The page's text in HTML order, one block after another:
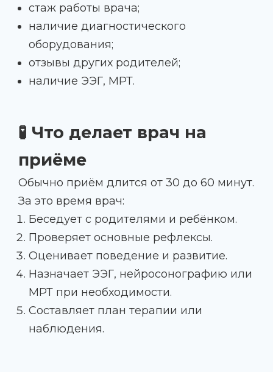
стаж работы врача;
наличие диагностического
оборудования;
отзывы других родителей;
наличие ЭЭГ, МРТ.
🧪 Что делает врач на
приёме
Обычно приём длится от 30 до 60 минут.
За это время врач:
Беседует с родителями и ребёнком.
Проверяет основные рефлексы.
Оценивает поведение и развитие.
Назначает ЭЭГ, нейросонографию или
МРТ при необходимости.
Составляет план терапии или
наблюдения.